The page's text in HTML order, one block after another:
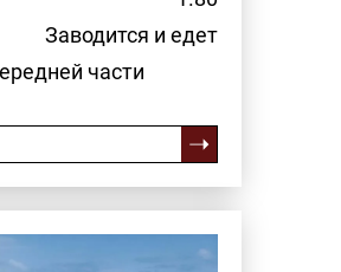
Заводится и едет
части